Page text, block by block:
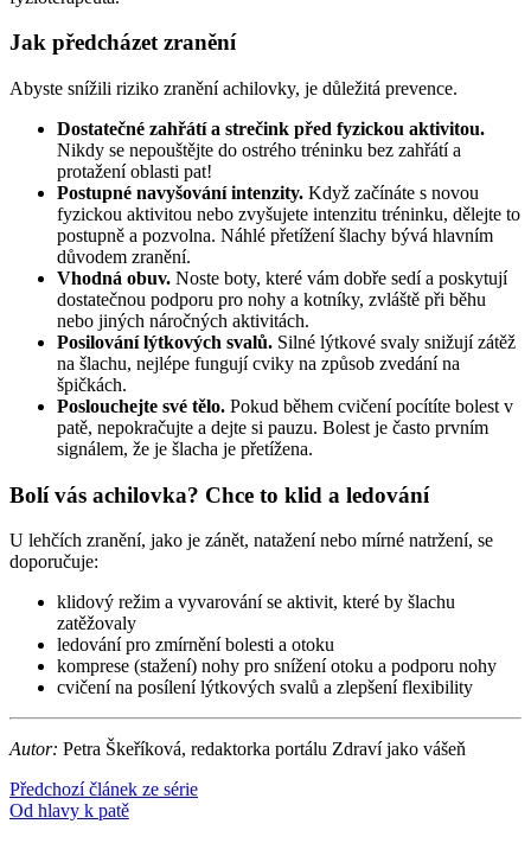
Jak předcházet zranění
Abyste snížili riziko zranění achilovky, je důležitá prevence.
Dostatečné zahřátí a strečink před fyzickou aktivitou.
Nikdy se nepouštějte do ostrého tréninku bez zahřátí a
protažení oblasti pat!
Postupné navyšování intenzity. Když začínáte s novou
fyzickou aktivitou nebo zvyšujete intenzitu tréninku, dělejte to
postupně a pozvolna. Náhlé přetížení šlachy bývá hlavním
důvodem zranění.
Vhodná obuv. Noste boty, které vám dobře sedí a poskytují
dostatečnou podporu pro nohy a kotníky, zvláště při běhu
nebo jiných náročných aktivitách.
Posilování lýtkových svalů. Silné lýtkové svaly snižují zátěž
na šlachu, nejlépe fungují cviky na způsob zvedání na
špičkách.
Poslouchejte své tělo. Pokud během cvičení pocítíte bolest v
patě, nepokračujte a dejte si pauzu. Bolest je často prvním
signálem, že je šlacha je přetížena.
Bolí vás achilovka? Chce to klid a ledování
U lehčích zranění, jako je zánět, natažení nebo mírné natržení, se
doporučuje:
klidový režim a vyvarování se aktivit, které by šlachu
zatěžovaly
ledování pro zmírnění bolesti a otoku
komprese (stažení) nohy pro snížení otoku a podporu nohy
cvičení na posílení lýtkových svalů a zlepšení flexibility
Autor: Petra Škeříková, redaktorka portálu Zdraví jako vášeň
Předchozí článek ze série
Od hlavy k patě